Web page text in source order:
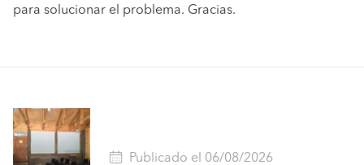
para solucionar el problema. Gracias.
Publicado el 06/08/2026